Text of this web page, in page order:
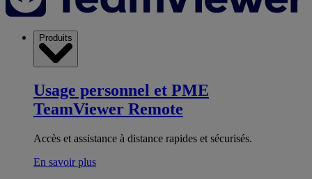
Produits
Usage personnel et PME
TeamViewer Remote
Accès et assistance à distance rapides et sécurisés.
En savoir plus